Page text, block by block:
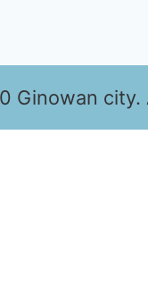
Ginowan city.